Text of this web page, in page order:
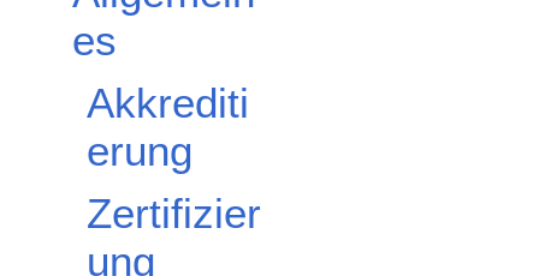
es
Akkrediti
erung
Zertifizier
ung